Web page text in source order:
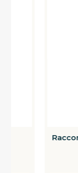
Raccord